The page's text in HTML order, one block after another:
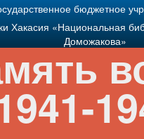
бюджетное
Хакасия «Национальная
Доможакова»